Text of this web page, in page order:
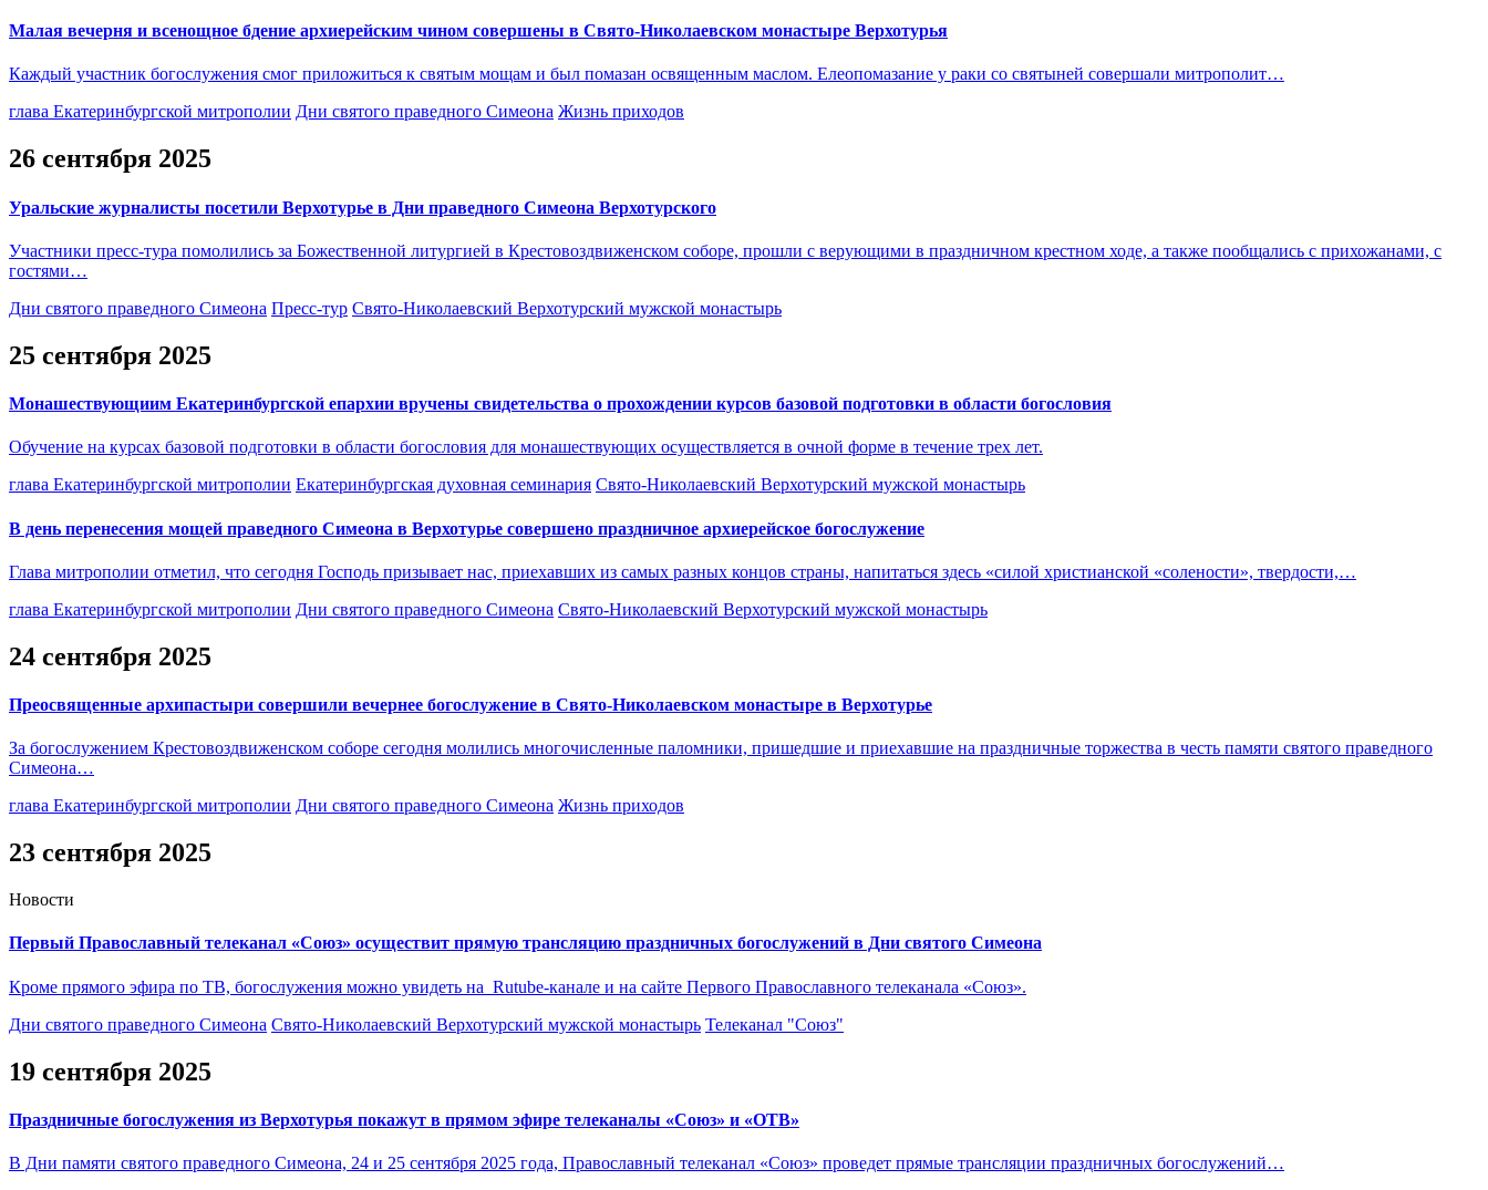
Малая вечерня и всенощное бдение архиерейским чином совершены в Свято-Николаевском монастыре Верхотурья
Каждый участник богослужения смог приложиться к святым мощам и был помазан освященным маслом. Елеопомазание у раки со святыней совершали митрополит…
глава Екатеринбургской митрополии Дни святого праведного Симеона Жизнь приходов
26 сентября 2025
Уральские журналисты посетили Верхотурье в Дни праведного Симеона Верхотурского
Участники пресс-тура помолились за Божественной литургией в Крестовоздвиженском соборе, прошли с верующими в праздничном крестном ходе, а также пообщались с прихожанами, с
гостями…
Дни святого праведного Симеона Пресс-тур Свято-Николаевский Верхотурский мужской монастырь
25 сентября 2025
Монашествующиим Екатеринбургской епархии вручены свидетельства о прохождении курсов базовой подготовки в области богословия
Обучение на курсах базовой подготовки в области богословия для монашествующих осуществляется в очной форме в течение трех лет.
глава Екатеринбургской митрополии Екатеринбургская духовная семинария Свято-Николаевский Верхотурский мужской монастырь
В день перенесения мощей праведного Симеона в Верхотурье совершено праздничное архиерейское богослужение
Глава митрополии отметил, что сегодня Господь призывает нас, приехавших из самых разных концов страны, напитаться здесь «силой христианской «солености», твердости,…
глава Екатеринбургской митрополии Дни святого праведного Симеона Свято-Николаевский Верхотурский мужской монастырь
24 сентября 2025
Преосвященные архипастыри совершили вечернее богослужение в Свято-Николаевском монастыре в Верхотурье
За богослужением Крестовоздвиженском соборе сегодня молились многочисленные паломники, пришедшие и приехавшие на праздничные торжества в честь памяти святого праведного
Симеона…
глава Екатеринбургской митрополии Дни святого праведного Симеона Жизнь приходов
23 сентября 2025
Новости
Первый Православный телеканал «Союз» осуществит прямую трансляцию праздничных богослужений в Дни святого Симеона
Кроме прямого эфира по ТВ, богослужения можно увидеть на Rutube-канале и на сайте Первого Православного телеканала «Союз».
Дни святого праведного Симеона Свято-Николаевский Верхотурский мужской монастырь Телеканал "Союз"
19 сентября 2025
Праздничные богослужения из Верхотурья покажут в прямом эфире телеканалы «Союз» и «ОТВ»
В Дни памяти святого праведного Симеона, 24 и 25 сентября 2025 года, Православный телеканал «Союз» проведет прямые трансляции праздничных богослужений…